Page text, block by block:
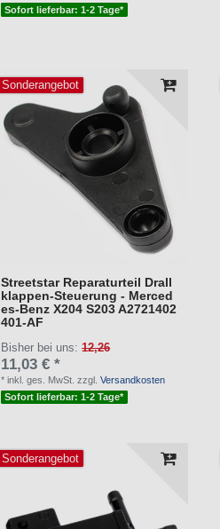
Sofort lieferbar: 1-2 Tage*
Sonderangebot
Streetstar Reparaturteil Drall
klappen-Steuerung - Merced
es-Benz X204 S203 A2721402
401-AF
Bisher bei uns:12,26
11,03 € *
*inkl. ges. MwSt. zzgl.Versandkosten
Sofort lieferbar: 1-2 Tage*
Sonderangebot